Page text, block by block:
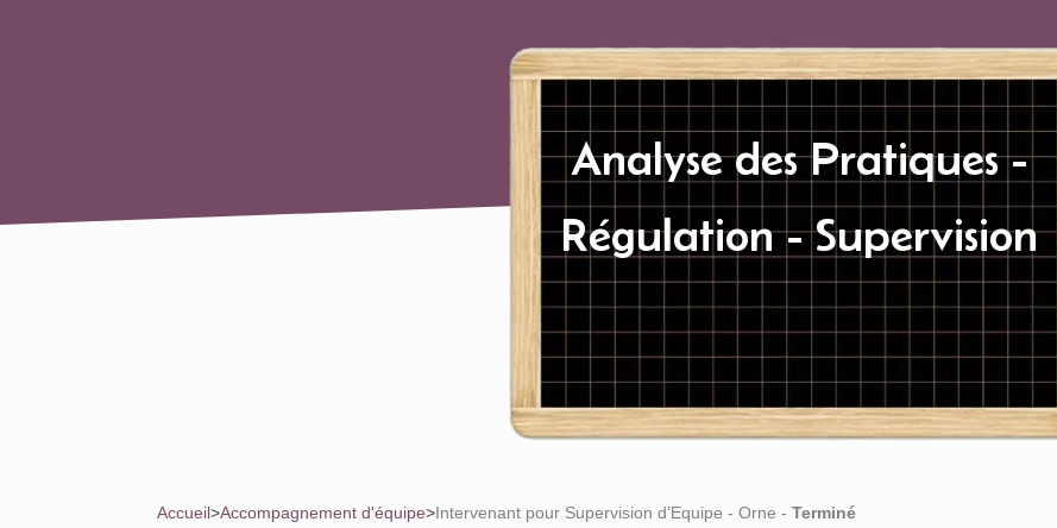
Analyse des Pratiques -
Régulation - Supervision
Accueil>Accompagnement d'équipe>Intervenant pour Supervision d’Equipe - Orne - Terminé